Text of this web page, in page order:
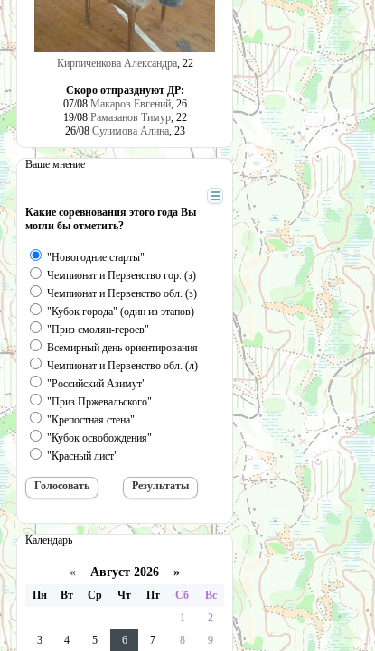
Кирпиченкова Александра, 22
Скоро отпразднуют ДР:
07/08 Макаров Евгений, 26
19/08 Рамазанов Тимур, 22
26/08 Сулимова Алина, 23
Ваше мнение
Какие соревнования этого года Вы
могли бы отметить?
"Новогодние старты"
Чемпионат и Первенство гор. (з)
Чемпионат и Первенство обл. (з)
"Кубок города" (один из этапов)
"Приз смолян-героев"
Всемирный день ориентирования
Чемпионат и Первенство обл. (л)
"Российский Азимут"
"Приз Пржевальского"
"Крепостная стена"
"Кубок освобождения"
"Красный лист"
Календарь
« Август 2026 »
Пн Вт Ср Чт Пт Сб
Вс
1
2
3
4 5 6 7 8
9